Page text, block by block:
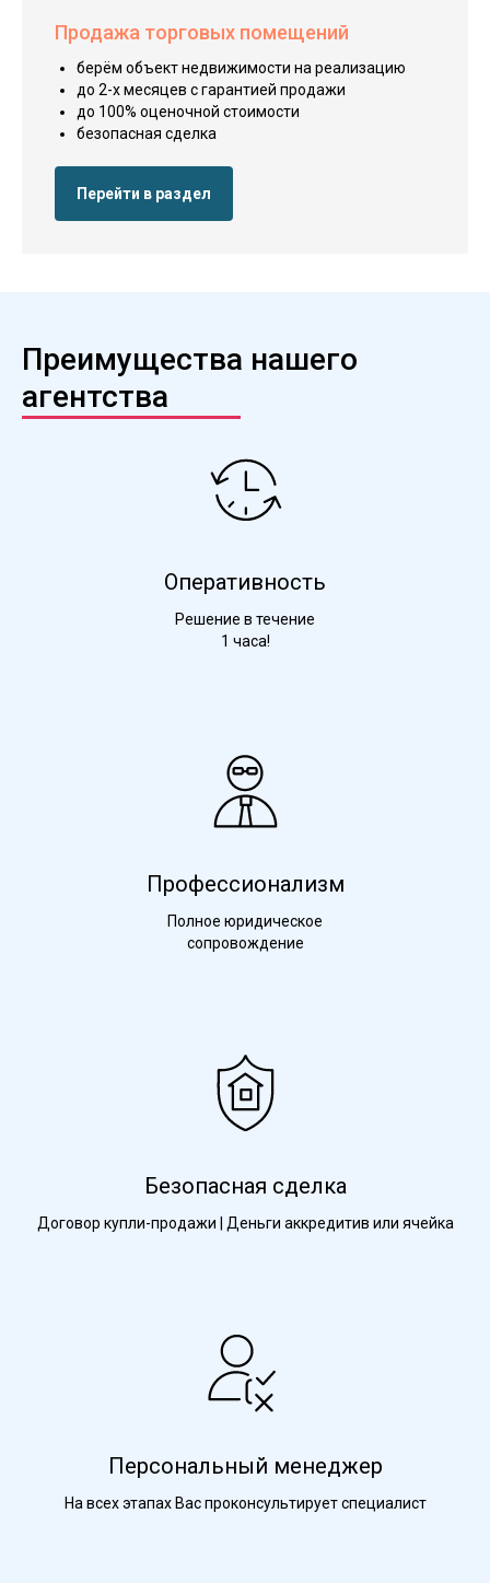
Продажа торговых помещений
берём объект недвижимости на реализацию
до 2-х месяцев с гарантией продажи
до 100% оценочной стоимости
безопасная сделка
Перейти в раздел
Преимущества нашего
агентства
Оперативность
Решение в течение
1 часа!
Профессионализм
Полное юридическое
сопровождение
Безопасная сделка
Договор купли-продажи | Деньги аккредитив или ячейка
Персональный менеджер
На всех этапах Вас проконсультирует специалист